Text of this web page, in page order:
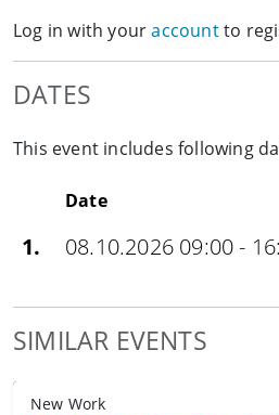
Log in with youraccountto
DATES
This event includes following
Date
1. 08.10.2026 09:00 -
SIMILAR EVENTS
New Work